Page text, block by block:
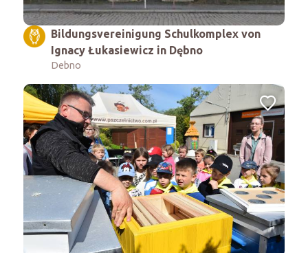
Bildungsvereinigung Schulkomplex von
Ignacy Łukasiewicz in Dębno
Debno